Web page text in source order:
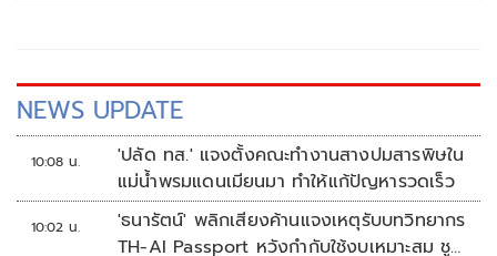
NEWS UPDATE
10:08 น.
'ปลัด ทส.' แจงตั้งคณะทำงานสางปมสารพิษใน
แม่น้ำพรมแดนเมียนมา ทำให้แก้ปัญหารวดเร็ว
10:02 น.
'ธนารัตน์' พลิกเสียงค้านแจงเหตุรับบทวิทยากร
TH-AI Passport หวังกำกับใช้งบเหมาะสม ชู